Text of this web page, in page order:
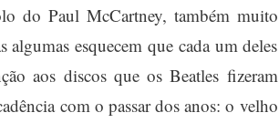
do Paul McCartney, também muito
esquecem que cada um deles
aos discos que os Beatles fizeram
com o passar dos anos: o velho